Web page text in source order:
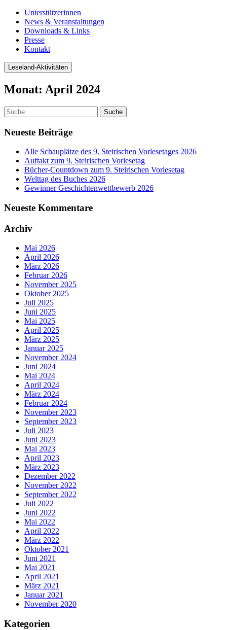
Unterstützerinnen
News & Veranstaltungen
Downloads & Links
Presse
Kontakt
Leseland-Aktivitäten
Monat: April 2024
Neueste Beiträge
Alle Schauplätze des 9. Steirischen Vorlesetages 2026
Auftakt zum 9. Steirischen Vorlesetag
Bücher-Countdown zum 9. Steirischen Vorlesetag
Welttag des Buches 2026
Gewinner Geschichtenwettbewerb 2026
Neueste Kommentare
Archiv
Mai 2026
April 2026
März 2026
Februar 2026
November 2025
Oktober 2025
Juli 2025
Juni 2025
Mai 2025
April 2025
März 2025
Januar 2025
November 2024
Juni 2024
Mai 2024
April 2024
März 2024
Februar 2024
November 2023
September 2023
Juli 2023
Juni 2023
Mai 2023
April 2023
März 2023
Dezember 2022
November 2022
September 2022
Juli 2022
Juni 2022
Mai 2022
April 2022
März 2022
Oktober 2021
Juni 2021
Mai 2021
April 2021
März 2021
Januar 2021
November 2020
Kategorien